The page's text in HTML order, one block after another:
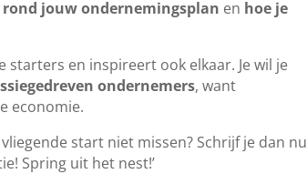
jouw ondernemingsplan en hoe je
en inspireert ook elkaar. Je wil je
ondernemers, want
economie.
start niet missen? Schrijf je dan nu
Spring uit het nest!’